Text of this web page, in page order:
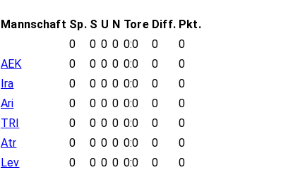
Mannschaft Sp. S U N Tore Diff. Pkt.
0 0 0 0 0:0 0
0
AEK 0 0 0 0 0:0 0
0
Ira 0 0 0 0 0:0 0
0
Ari 0 0 0 0 0:0 0
0
TRI 0 0 0 0 0:0 0
0
Atr 0 0 0 0 0:0 0
0
Lev 0 0 0 0 0:0 0
0